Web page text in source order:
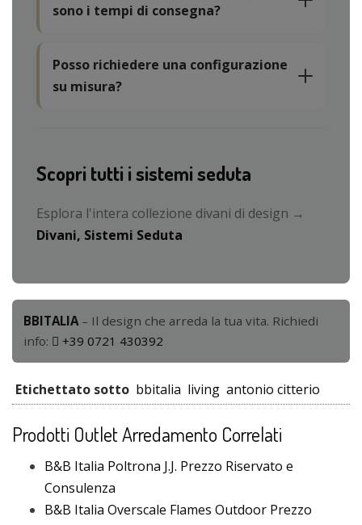
sono i tempi di consegna?
Posso richiedere una configurazione
su misura?
Scopri tutti i sistemi seduta
Esplora l'intera collezione divani di design →
Divani, Sistemi Seduta
BBITALIA – Il design che arreda la tua vita. Richiedi
info:
+39 0721 430392
Etichettato sotto bbitalia living antonio citterio
Prodotti Outlet Arredamento Correlati
B&B Italia Poltrona J.J. Prezzo Riservato e
Consulenza
B&B Italia Overscale Flames Outdoor Prezzo